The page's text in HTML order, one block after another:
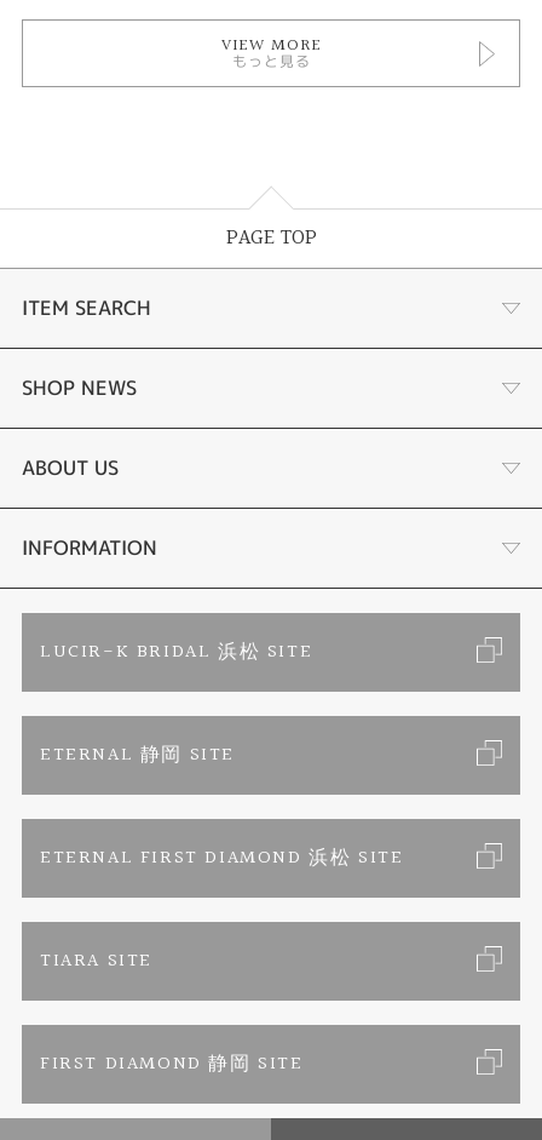
VIEW MORE
もっと見る
PAGE TOP
ITEM SEARCH
あこや真珠
黒蝶真珠
時計
色石
ジュエリーリフォーム
Savon de Bijoux
Savon de Bijoux化粧石鹸
Loose stone Search
SHOP NEWS
個性溢れる色石の魅力
YouTube ルシルケイチャンネル
ブライダルリングサイト
ブランドリスト
ペンを拾うお姉さん
ABOUT US
店舗情報・会社概要
お客様の声
INFORMATION
特定商取引に関する表記
LUCIR-K BRIDAL 浜松 SITE
ETERNAL 静岡 SITE
ETERNAL FIRST DIAMOND 浜松 SITE
TIARA SITE
FIRST DIAMOND 静岡 SITE